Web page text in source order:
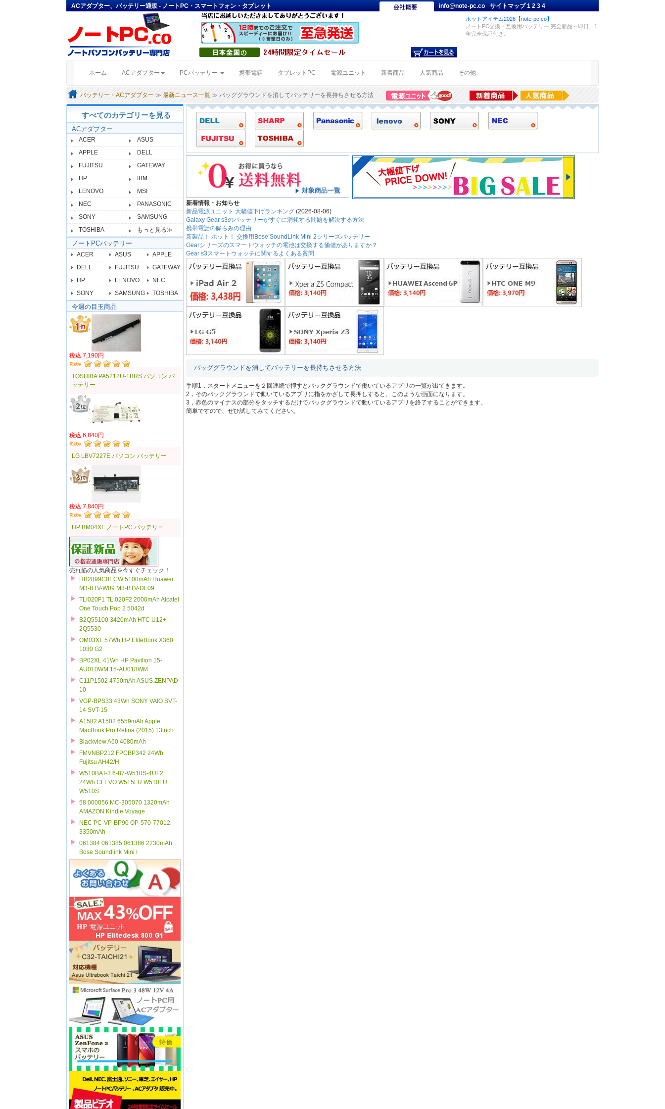
ACアダプター、バッテリー通販 - ノートPC・スマートフォン・タブレット info@note-pc.co サイトマップ1234
ホットアイテム2026【note-pc.co】
ノートPC交換・互換用バッテリー 完全新品～即日、1
年完全保証付き。
ホーム (current)ACアダプター PCバッテリー 携帯電話 タブレットPC 電源ユニット 新着商品 人気商品 その他
バッテリー・ACアダプター ≫最新ニュース一覧 ≫ バッググラウンドを消してバッテリーを長持ちさせる方法
すべてのカテゴリーを見る
ACアダプター
ACER
ASUS
APPLE
DELL
FUJITSU
GATEWAY
HP
IBM
LENOVO
MSI
NEC
PANASONIC
SONY
SAMSUNG
TOSHIBA
もっと見る≫
ノートPCバッテリー
ACER ASUS
APPLE
DELL
FUJITSU
GATEWAY
HP
LENOVO
NEC
SONY
SAMSUNG TOSHIBA
今週の目玉商品
税込:7,190円
TOSHIBA PA5212U-1BRS パソコン バ
ッテリー
税込:6,840円
LG LBV7227E パソコン バッテリー
税込:7,840円
HP BM04XL ノートPC バッテリー
売れ筋の人気商品を今すぐチェック！
HB2899C0ECW 5100mAh Huawei
M3-BTV-W09 M3-BTV-DL09
TLI020F1 TLi020F2 2000mAh Alcatel
One Touch Pop 2 5042d
B2Q55100 3420mAh HTC U12+
2Q5530
OM03XL 57Wh HP EliteBook X360
1030 G2
BP02XL 41Wh HP Pavilion 15-
AU010WM 15-AU018WM
C11P1502 4750mAh ASUS ZENPAD
10
VGP-BPS33 43Wh SONY VAIO SVT-
14 SVT-15
A1582 A1502 6559mAh Apple
MacBook Pro Retina (2015) 13inch
Blackview A60 4080mAh
FMVNBP212 FPCBP342 24Wh
Fujitsu AH42/H
W510BAT-3 6-87-W510S-4UF2
24Wh CLEVO W515LU W510LU
W510S
58 000056 MC-305070 1320mAh
AMAZON Kindle Voyage
NEC PC-VP-BP90 OP-570-77012
3350mAh
061384 061385 061386 2230mAh
Bose Soundlink Mini I
新着情報・お知らせ
新品電源ユニット 大幅値下げランキング(2026-08-06)
Galaxy Gear s3のバッテリーがすぐに消耗する問題を解決する方法
携帯電話の膨らみの理由
新製品！ ホット！ 交換用Bose SoundLink Mini 2シリーズバッテリー
Gearシリーズのスマートウォッチの電池は交換する価値がありますか？
Gear s3スマートウォッチに関するよくある質問
バッググラウンドを消してバッテリーを長持ちさせる方法
手順1，スタートメニューを２回連続で押すとバックグラウンドで働いているアプリの一覧が出てきます。
2，そのバックグラウンドで動いているアプリに指をかざして長押しすると、このような画面になります。
3，赤色のマイナスの部分をタッチするだけでバックグラウンドで動いているアプリを終了することができます。
簡単ですので、ぜひ試してみてください。